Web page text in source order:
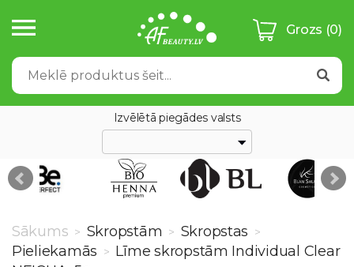
Grozs (0)
Izvēlētā piegādes valsts
Sākums > Skropstām > Skropstas >
Pieliekamās > Līme skropstām Individual Clear